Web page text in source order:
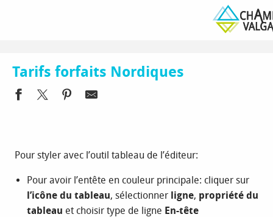
Nordic sites and villages
Tarifs forfaits Nordiques
Pour styler avec l’outil tableau de l’éditeur:
Pour avoir l’entête en couleur principale: cliquer sur
l’icône du tableau, sélectionner ligne, propriété du
tableau et choisir type de ligne En-tête